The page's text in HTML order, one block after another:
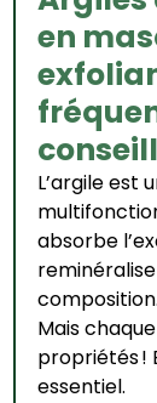
en
L’argile est
absorbe
composition.
Mais
propriétés !
essentiel.